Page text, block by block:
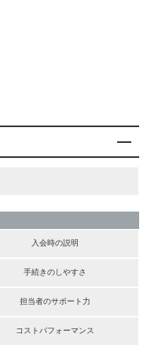
入会時の説明
手続きのしやすさ
担当者のサポート力
コストパフォーマンス